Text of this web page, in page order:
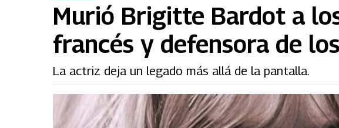
Murió Brigitte Bardot a
francés y defensora de
La actriz deja un legado más allá de la pantalla.